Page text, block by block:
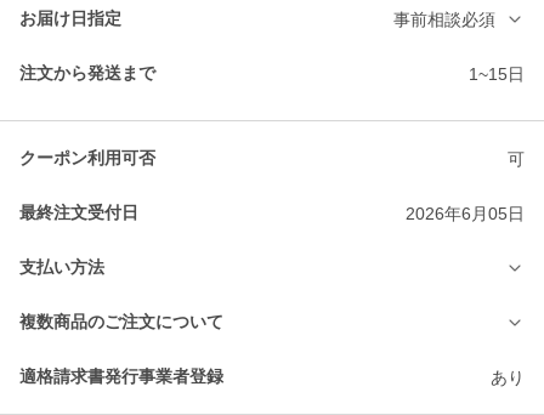
お届け日指定 事前相談必須
注文から発送まで 1~15日
クーポン利用可否 可
最終注文受付日 2026年6月05日
支払い方法
複数商品のご注文について
適格請求書発行事業者登録 あり